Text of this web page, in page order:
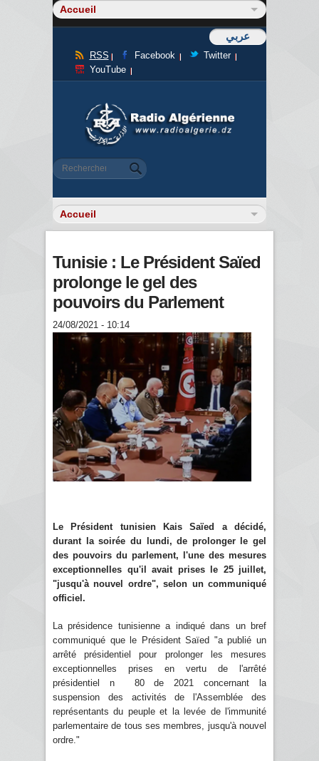
عربي
RSS Facebook
Twitter
YouTube
Formulaire de recherche
Rechercher
Tunisie : Le Président Saïed
prolonge le gel des
pouvoirs du Parlement
24/08/2021 - 10:14
Le Président tunisien Kais Saïed a décidé,
durant la soirée du lundi, de prolonger le gel
des pouvoirs du parlement, l'une des mesures
exceptionnelles qu'il avait prises le 25 juillet,
"jusqu'à nouvel ordre", selon un communiqué
officiel.
La présidence tunisienne a indiqué dans un bref
communiqué que le Président Saïed "a publié un
arrêté présidentiel pour prolonger les mesures
exceptionnelles prises en vertu de l'arrêté
présidentiel n 80 de 2021 concernant la
suspension des activités de l'Assemblée des
représentants du peuple et la levée de l'immunité
parlementaire de tous ses membres, jusqu'à nouvel
ordre."